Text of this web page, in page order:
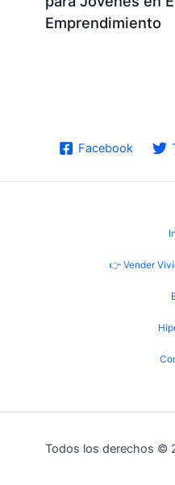
Emprendimiento
Facebook
👉 Vender
Todos los derechos ©